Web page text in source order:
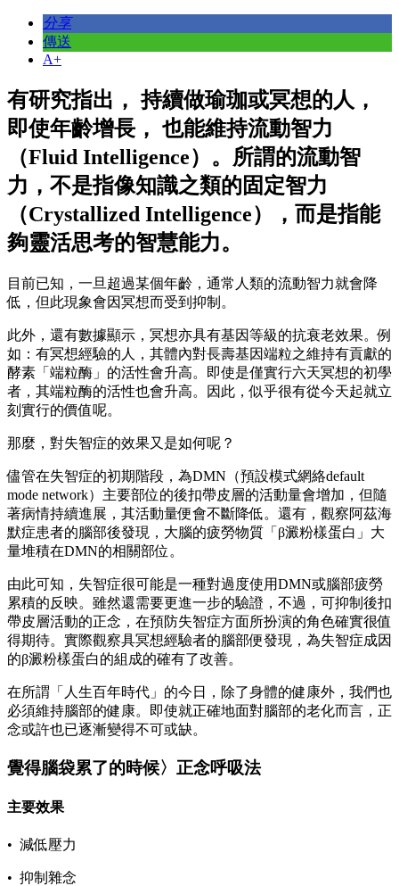
分享
傳送
A+
有研究指出， 持續做瑜珈或冥想的人，
即使年齡增長， 也能維持流動智力
（Fluid Intelligence）。所謂的流動智
力，不是指像知識之類的固定智力
（Crystallized Intelligence），而是指能
夠靈活思考的智慧能力。
目前已知，一旦超過某個年齡，通常人類的流動智力就會降
低，但此現象會因冥想而受到抑制。
此外，還有數據顯示，冥想亦具有基因等級的抗衰老效果。例
如：有冥想經驗的人，其體內對長壽基因端粒之維持有貢獻的
酵素「端粒酶」的活性會升高。即使是僅實行六天冥想的初學
者，其端粒酶的活性也會升高。因此，似乎很有從今天起就立
刻實行的價值呢。
那麼，對失智症的效果又是如何呢？
儘管在失智症的初期階段，為DMN（預設模式網絡default
mode network）主要部位的後扣帶皮層的活動量會增加，但隨
著病情持續進展，其活動量便會不斷降低。還有，觀察阿茲海
默症患者的腦部後發現，大腦的疲勞物質「β澱粉樣蛋白」大
量堆積在DMN的相關部位。
由此可知，失智症很可能是一種對過度使用DMN或腦部疲勞
累積的反映。雖然還需要更進一步的驗證，不過，可抑制後扣
帶皮層活動的正念，在預防失智症方面所扮演的角色確實很值
得期待。實際觀察具冥想經驗者的腦部便發現，為失智症成因
的β澱粉樣蛋白的組成的確有了改善。
在所謂「人生百年時代」的今日，除了身體的健康外，我們也
必須維持腦部的健康。即使就正確地面對腦部的老化而言，正
念或許也已逐漸變得不可或缺。
覺得腦袋累了的時候〉正念呼吸法
主要效果
• 減低壓力
• 抑制雜念